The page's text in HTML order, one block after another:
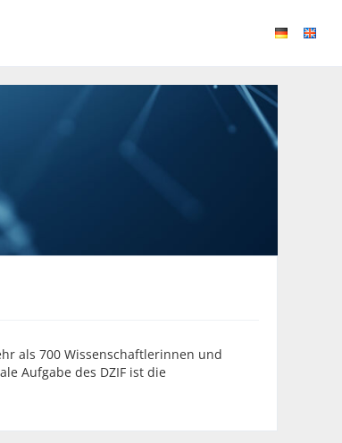
als 700 Wissenschaftlerinnen und
Aufgabe des DZIF ist die